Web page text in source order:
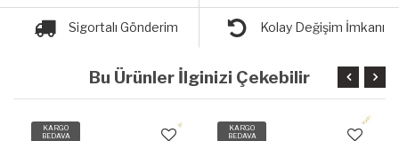
Sigortalı Gönderim Kolay Değişim İmkanı
Bu Ürünler İlginizi Çekebilir
KARGO
BEDAVA
KARGO
BEDAVA